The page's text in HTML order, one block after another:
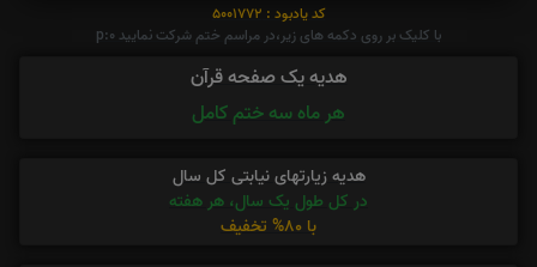
کد یادبود : 5001772
با کلیک بر روی دکمه های زیر،در مراسم ختم شرکت نمایید p:0
هدیه یک صفحه قرآن
هر ماه سه ختم کامل
هدیه زیارتهای نیابتی کل سال
در کل طول یک سال، هر هفته
با 80% تخفیف